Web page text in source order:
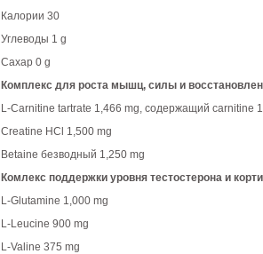
Калории 30
Углеводы 1 g
Сахар 0 g
Комплекс для роста мышц, силы и
L-Carnitine tartrate 1,466 mg, содержащий carnitine
Creatine HCl 1,500 mg
Betaine безводный 1,250 mg
Комлекс поддержки уровня тестостерона и
L-Glutamine 1,000 mg
L-Leucine 900 mg
L-Valine 375 mg